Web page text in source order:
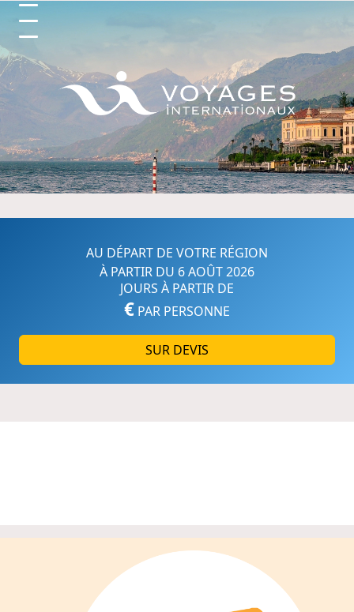
Circuits et Séjours en France,
AU DÉPART DE VOTRE RÉGION
À PARTIR DU 6 AOÛT 2026
JOURS À PARTIR DE
€ PAR PERSONNE
SUR DEVIS